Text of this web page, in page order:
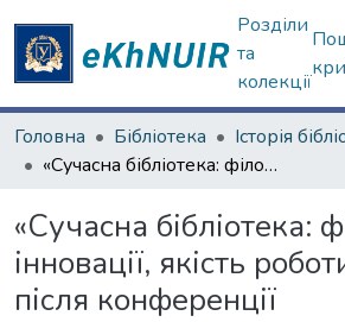
Розділи
та
колекції
Головна Бібліотека
Історія
«Сучасна бібліотека: філософія, інновації, якість роботи»: нотатки після конференції
«Сучасна бібліотека:
інновації, якість
після конференції